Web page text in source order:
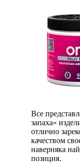
Все
запаха»
отлично
качеством
наверняка
позиция.